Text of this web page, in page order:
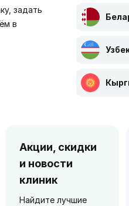
задать
в
Акции, скидки
и новости
клиник
Найдите лучшие